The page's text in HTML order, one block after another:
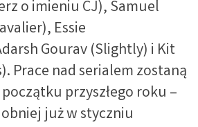
o imieniu CJ), Samuel
Essie
Gourav (Slightly) i Kit
Prace nad serialem zostaną
przyszłego roku –
już w styczniu